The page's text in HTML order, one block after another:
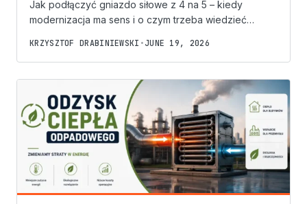
Jak podłączyć gniazdo siłowe z 4 na 5 – kiedy
modernizacja ma sens i o czym trzeba wiedzieć…
KRZYSZTOF DRABINIEWSKI • JUNE 19, 2026